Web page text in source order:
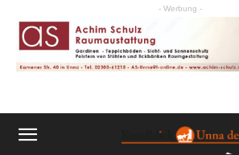
- Werbung -